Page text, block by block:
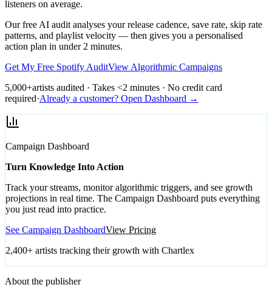
listeners on average.
Our free AI audit analyses your release cadence, save rate, skip rate
patterns, and playlist velocity — then gives you a personalised
action plan in under 2 minutes.
Get My Free Spotify AuditView Algorithmic Campaigns
5,000+artists audited · Takes <2 minutes · No credit card
required·Already a customer? Open Dashboard →
Campaign Dashboard
Turn Knowledge Into Action
Track your streams, monitor algorithmic triggers, and see growth
projections in real time. The Campaign Dashboard puts everything
you just read into practice.
See Campaign DashboardView Pricing
2,400+ artists tracking their growth with Chartlex
About the publisher